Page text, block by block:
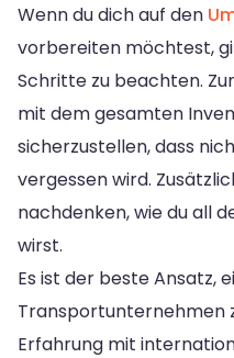
Wenn du dich auf den
vorbereiten möchtest,
Schritte zu beachten.
mit dem gesamten
sicherzustellen, dass
vergessen wird.
nachdenken, wie du all
wirst.
Es ist der beste Ansatz,
Transportunternehmen
Erfahrung mit